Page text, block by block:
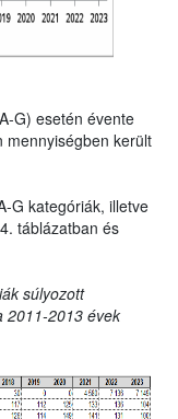
G) esetén évente
mennyiségben került
G kategóriák, illetve
táblázatban és
súlyozott
2011-2013 évek